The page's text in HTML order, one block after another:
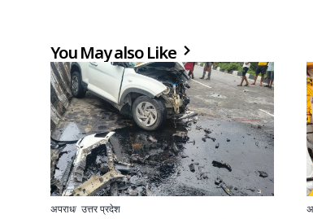
You May also Like
अपराध उत्तर प्रदेश